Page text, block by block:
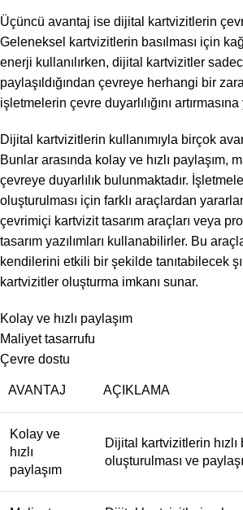
Üçüncü avantaj ise dijital kartvizitlerin
Geleneksel kartvizitlerin basılması için
enerji kullanılırken, dijital kartvizitler
paylaşıldığından çevreye herhangi bir
işletmelerin çevre duyarlılığını artırmasına
Dijital kartvizitlerin kullanımıyla birçok
Bunlar arasında kolay ve hızlı paylaşım,
çevreye duyarlılık bulunmaktadır.
oluşturulması için farklı araçlardan
çevrimiçi kartvizit tasarım araçları veya
tasarım yazılımları kullanabilirler. Bu
kendilerini etkili bir şekilde tanıtabilecek
kartvizitler oluşturma imkanı sunar.
Kolay ve hızlı paylaşım
Maliyet tasarrufu
Çevre dostu
AVANTAJ AÇIKLAMA
Kolay ve
hızlı
paylaşım
Dijital kartvizitlerin
oluşturulması ve